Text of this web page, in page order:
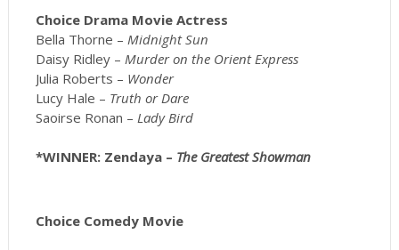
Choice Drama Movie Actress
Bella Thorne – Midnight Sun
Daisy Ridley – Murder on the Orient Express
Julia Roberts – Wonder
Lucy Hale – Truth or Dare
Saoirse Ronan – Lady Bird
*WINNER: Zendaya – The Greatest Showman
Choice Comedy Movie